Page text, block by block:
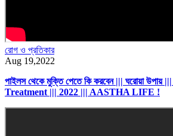
রোগ ও প্রতিকার
Aug 19,2022
পাইলস থেকে মুক্তি পেতে কি করবেন ||| ঘরোয়া
Treatment ||| 2022 ||| AASTHA LIFE !